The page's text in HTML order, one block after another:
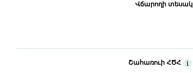
Վճարողի տեսակ
Շահառուի ՀԾՀ